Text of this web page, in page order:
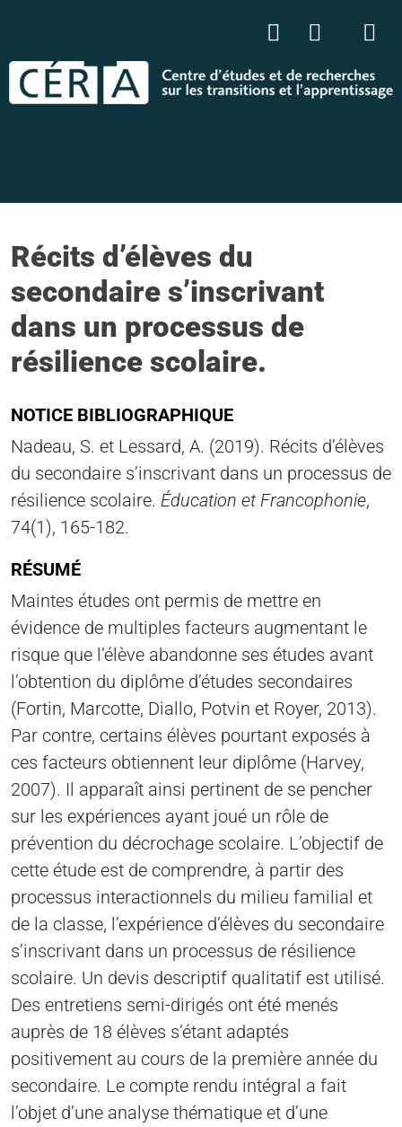
Récits d’élèves du
secondaire s’inscrivant
dans un processus de
résilience scolaire.
NOTICE BIBLIOGRAPHIQUE
Nadeau, S. et Lessard, A. (2019). Récits d’élèves
du secondaire s’inscrivant dans un processus de
résilience scolaire. Éducation et Francophonie,
74(1), 165-182.
RÉSUMÉ
Maintes études ont permis de mettre en
évidence de multiples facteurs augmentant le
risque que l’élève abandonne ses études avant
l’obtention du diplôme d’études secondaires
(Fortin, Marcotte, Diallo, Potvin et Royer, 2013).
Par contre, certains élèves pourtant exposés à
ces facteurs obtiennent leur diplôme (Harvey,
2007). Il apparaît ainsi pertinent de se pencher
sur les expériences ayant joué un rôle de
prévention du décrochage scolaire. L’objectif de
cette étude est de comprendre, à partir des
processus interactionnels du milieu familial et
de la classe, l’expérience d’élèves du secondaire
s’inscrivant dans un processus de résilience
scolaire. Un devis descriptif qualitatif est utilisé.
Des entretiens semi-dirigés ont été menés
auprès de 18 élèves s’étant adaptés
positivement au cours de la première année du
secondaire. Le compte rendu intégral a fait
l’objet d’une analyse thématique et d’une